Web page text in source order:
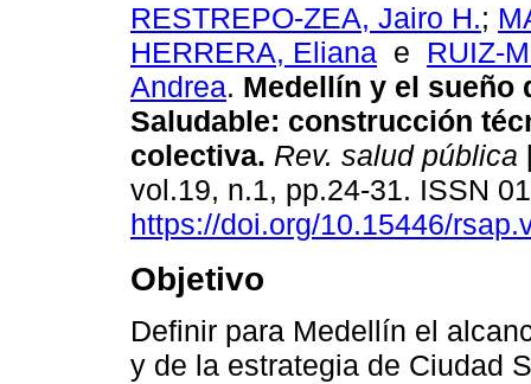
RESTREPO-ZEA, Jairo H.;
HERRERA, Eliana e RUIZ-
Andrea. Medellín y el sueño
Saludable: construcción
colectiva. Rev. salud pública
vol.19, n.1, pp.24-31. ISSN
https://doi.org/10.15446/
Objetivo
Definir para Medellín el
y de la estrategia de Ciudad